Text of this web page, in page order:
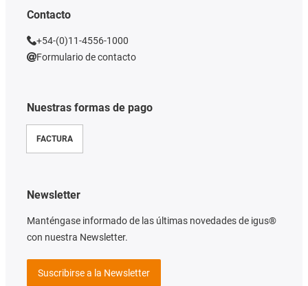
Nuestras formas de pago
FACTURA
Contacto
+54-(0)11-4556-1000
Formulario de contacto
Newsletter
Manténgase informado de las últimas novedades de igus®
con nuestra Newsletter.
Suscribirse a la Newsletter